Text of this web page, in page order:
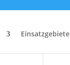
Einsatzgebiete